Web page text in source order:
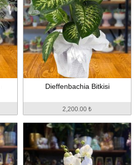
Dieffenbachia Bitkisi
2,200.00 ₺